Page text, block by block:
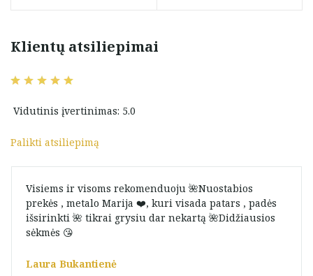
Klientų atsiliepimai
Vidutinis įvertinimas: 5.0
Palikti atsiliepimą
Visiems ir visoms rekomenduoju 🌺Nuostabios
prekės , metalo Marija ❤️, kuri visada patars , padės
išsirinkti 🌺 tikrai grysiu dar nekartą 🌺Didžiausios
sėkmės 😘
Laura Bukantienė